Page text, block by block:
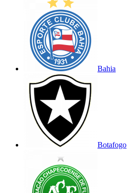
Bahia
Botafogo